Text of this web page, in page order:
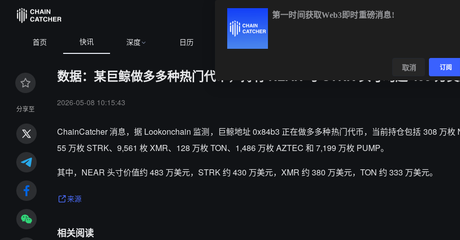
首页 快讯 深度 日历
分享至
数据：某巨鲸做多多种热门代币，持有 NEAR 与 STRK 头寸均超 400 万
2026-05-08 10:15:43
ChainCatcher 消息，据 Lookonchain 监测，巨鲸地址 0x84b3 正在做多多种热门代币，当前持仓包括 308 万枚
55 万枚 STRK、9,561 枚 XMR、128 万枚 TON、1,486 万枚 AZTEC 和 7,199 万枚 PUMP。
其中，NEAR 头寸价值约 483 万美元，STRK 约 430 万美元，XMR 约 380 万美元，TON 约 333 万美元。
来源
相关阅读
第一时间获取Web3即时重磅消息!
取消 订阅